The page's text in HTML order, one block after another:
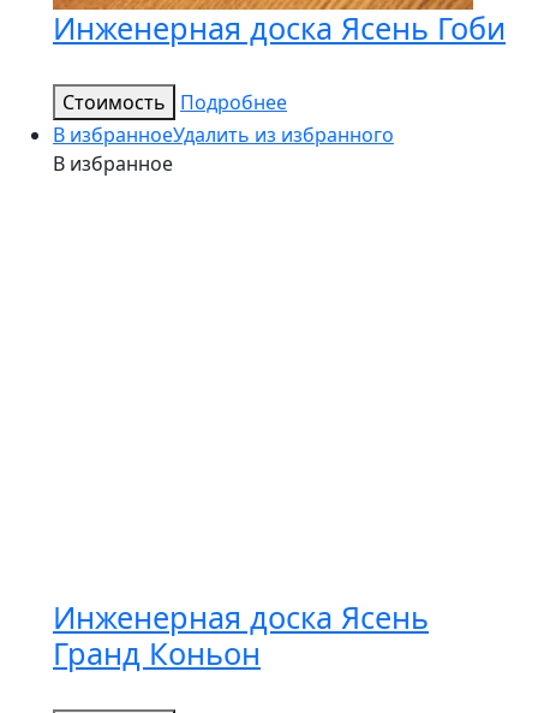
Инженерная доска Ясень Гоби
Стоимость
Подробнее
В избранноеУдалить из избранного
В избранное
Инженерная доска Ясень
Гранд Коньон